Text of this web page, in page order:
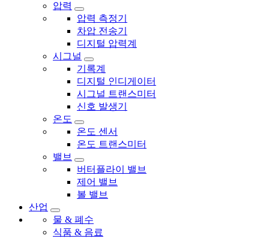
압력
압력 측정기
차압 전송기
디지털 압력계
시그널
기록계
디지털 인디게이터
시그널 트랜스미터
신호 발생기
온도
온도 센서
온도 트랜스미터
밸브
버터플라이 밸브
제어 밸브
볼 밸브
산업
물 & 폐수
식품 & 음료